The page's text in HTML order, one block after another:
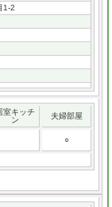
1-2
室キッチ
ン
夫婦部屋
○